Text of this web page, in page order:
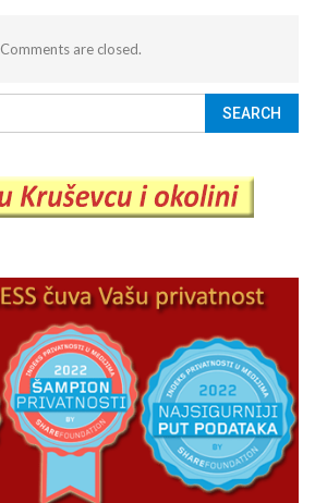
Comments are closed.